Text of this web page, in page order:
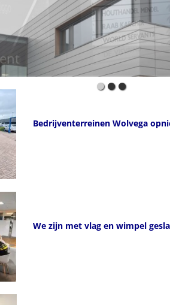
Bedrijventerreinen Wolvega
We zijn met vlag en wimpel